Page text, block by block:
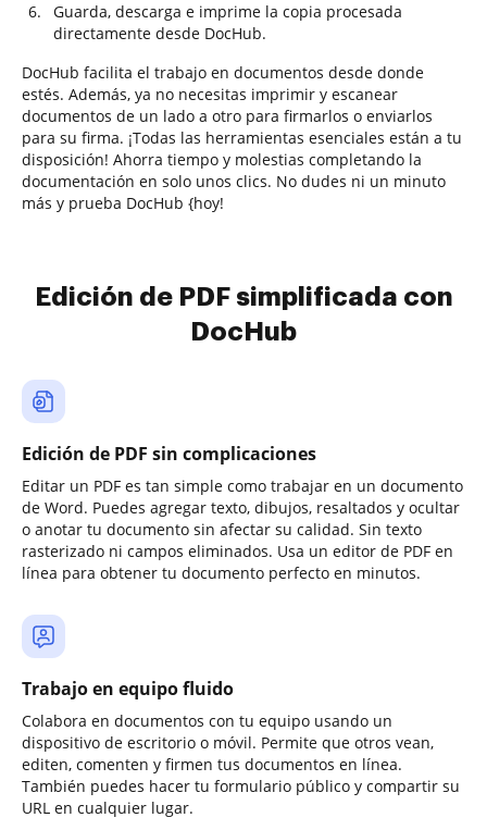
Guarda, descarga e imprime la copia procesada
directamente desde DocHub.
DocHub facilita el trabajo en documentos desde donde
estés. Además, ya no necesitas imprimir y escanear
documentos de un lado a otro para firmarlos o enviarlos
para su firma. ¡Todas las herramientas esenciales están a tu
disposición! Ahorra tiempo y molestias completando la
documentación en solo unos clics. No dudes ni un minuto
más y prueba DocHub {hoy!
Edición de PDF simplificada con
DocHub
Edición de PDF sin complicaciones
Editar un PDF es tan simple como trabajar en un documento
de Word. Puedes agregar texto, dibujos, resaltados y ocultar
o anotar tu documento sin afectar su calidad. Sin texto
rasterizado ni campos eliminados. Usa un editor de PDF en
línea para obtener tu documento perfecto en minutos.
Trabajo en equipo fluido
Colabora en documentos con tu equipo usando un
dispositivo de escritorio o móvil. Permite que otros vean,
editen, comenten y firmen tus documentos en línea.
También puedes hacer tu formulario público y compartir su
URL en cualquier lugar.